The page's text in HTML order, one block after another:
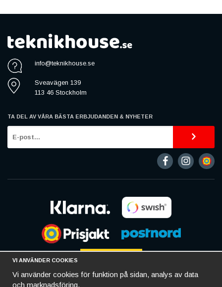
info@teknikhouse.se
Sveavägen 139
113 46 Stockholm
TA DEL AV VÅRA BÄSTA ERBJUDANDEN & NYHETER
VI ANVÄNDER COOKIES
Vi använder cookies för funktion på sidan, analys av data
och marknadsföring.